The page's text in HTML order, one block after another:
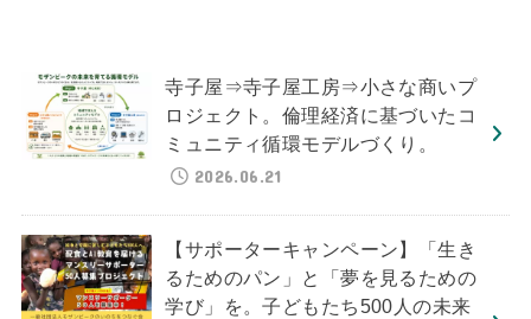
寺子屋⇒寺子屋工房⇒小さな商いプ
ロジェクト。倫理経済に基づいたコ
ミュニティ循環モデルづくり。
2026.06.21
【サポーターキャンペーン】「生き
るためのパン」と「夢を見るための
学び」を。子どもたち500人の未来